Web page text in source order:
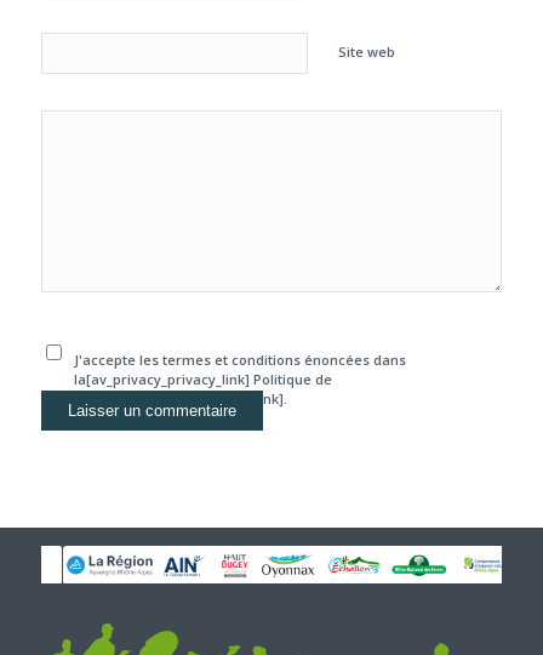
Site web
J'accepte les termes et conditions énoncées dans
la[av_privacy_privacy_link] Politique de
confidentialité[/av_privacy_link].